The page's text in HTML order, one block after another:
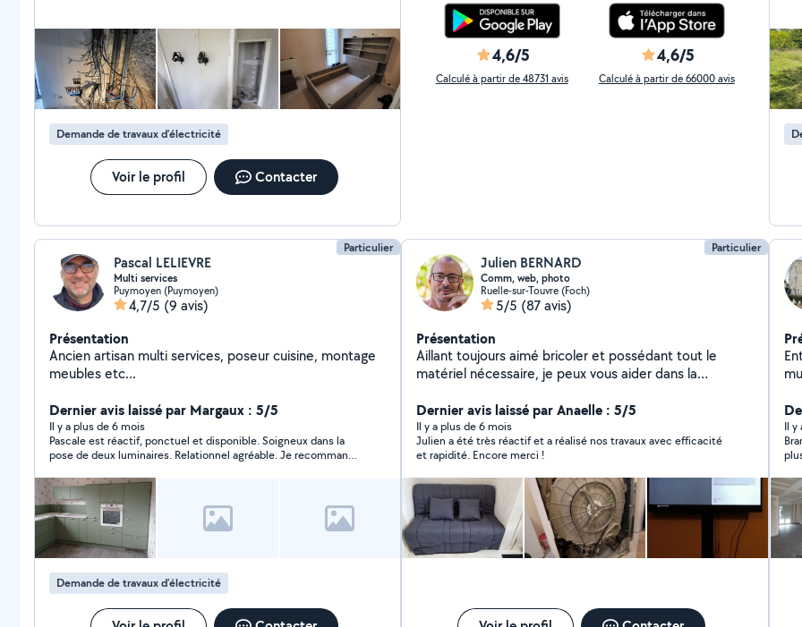
Demande de travaux d’électricité
Voir le profil Contacter
4,6/5
Calculé à partir de 48731 avis
4,6/5
Calculé à partir de 66000 avis
Particulier
Pascal LELIEVRE
Multi services
Puymoyen (Puymoyen)
4,7/5 (9 avis)
Présentation
Ancien artisan multi services, poseur cuisine, montage
meubles etc...
Dernier avis laissé par Margaux : 5/5
Il y a plus de 6 mois
Pascale est réactif, ponctuel et disponible. Soigneux dans la
pose de deux luminaires. Relationnel agréable. Je recommande
Demande de travaux d’électricité
Particulier
Julien BERNARD
Comm, web, photo
Ruelle-sur-Touvre (Foch)
5/5 (87 avis)
Présentation
Aillant toujours aimé bricoler et possédant tout le
matériel nécessaire, je peux vous aider dans la
meubles, informatique, web ou tout autre selon vos
besoins ... attentif et rigoureux, je prendrais à coeur les
tâches que vous me confierez.
Dernier avis laissé par Anaelle : 5/5
Il y a plus de 6 mois
Julien a été très réactif et a réalisé nos travaux avec efficacité
et rapidité. Encore merci !
murette
Il y